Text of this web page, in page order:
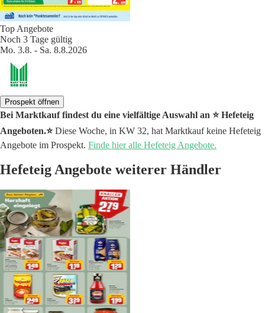
Top Angebote
Noch 3 Tage gültig
Mo. 3.8. - Sa. 8.8.2026
Prospekt öffnen
Bei Marktkauf findest du eine vielfältige Auswahl an ⭐️ Hefeteig
Angeboten.⭐️Diese Woche, in KW 32, hat Marktkauf keine Hefeteig
Angebote im Prospekt. Finde hier alle Hefeteig Angebote.
Hefeteig Angebote weiterer Händler